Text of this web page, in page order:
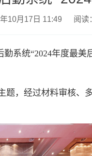
10月17日 11:49 阅读
系统“2024年度最美
题，经过材料审核、